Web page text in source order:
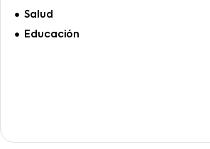
Salud
Educación